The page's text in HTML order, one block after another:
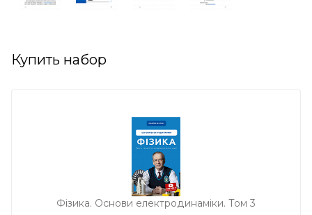
Купить набор
Фізика. Основи електродинаміки. Том 3